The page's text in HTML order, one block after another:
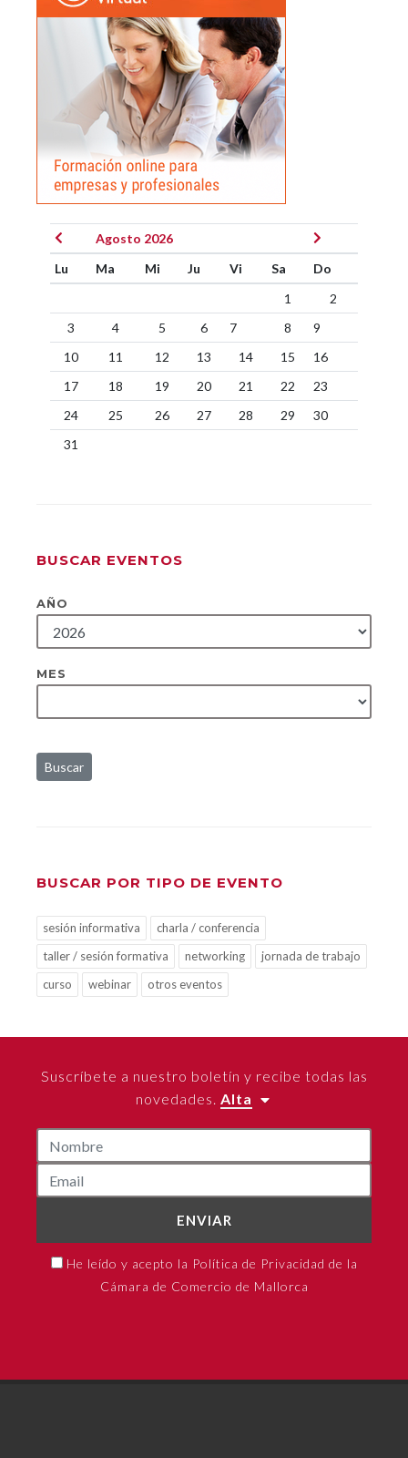
Agosto 2026
Lu
Ma Mi Ju Vi Sa
Do
1
2
3
4 5 6 7 8
9
10
11 12 13 14 15
16
17
18 19 20 21 22
23
24
25 26 27 28 29
30
31
BUSCAR EVENTOS
AÑO
MES
Buscar
BUSCAR POR TIPO DE EVENTO
sesión informativa
charla / conferencia
taller / sesión formativa
networking
jornada de trabajo
curso
webinar otros eventos
Suscríbete a nuestro boletín y recibe todas las
novedades. Alta
ENVIAR
He leído y acepto la Política de Privacidad de la
Cámara de Comercio de Mallorca